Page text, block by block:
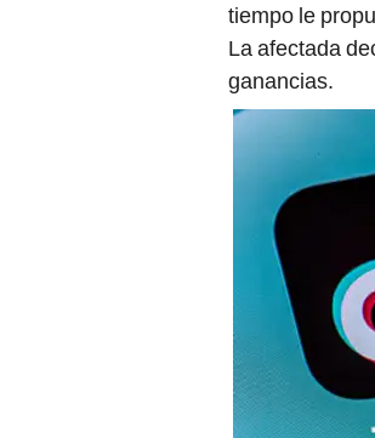
tiempo le
La afectada
ganancias.